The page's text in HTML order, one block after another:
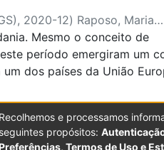
, 2020-12) Raposo, Maria
Mesmo o conceito de
período emergiram um
dos países da União
Sustentável
mas interligadas, como: o
e ambiental; a
à desigualdade a todos
in Engineering
Recolhemos e processamos
seguintes propósitos:
Termos de Uso e